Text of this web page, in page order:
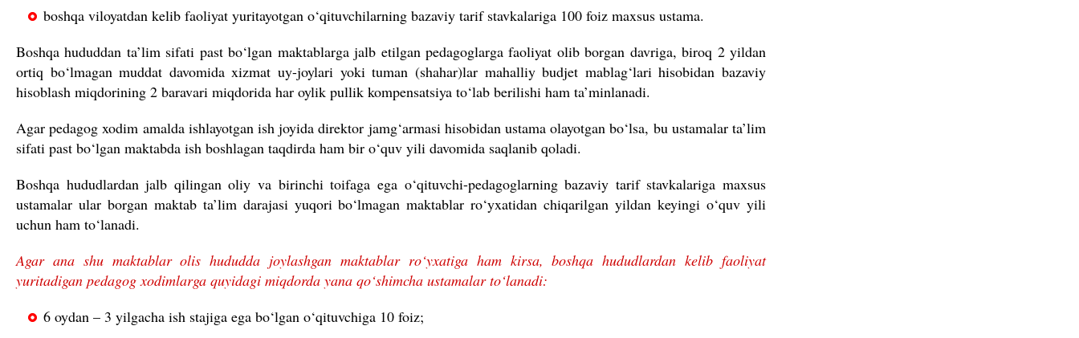
boshqa viloyatdan kelib faoliyat yuritayotgan o‘qituvchilarning bazaviy tarif stavkalariga 100 foiz maxsus ustama.
Boshqa hududdan ta’lim sifati past bo‘lgan maktablarga jalb etilgan pedagoglarga faoliyat olib borgan davriga, biroq 2 yildan
ortiq bo‘lmagan muddat davomida xizmat uy-joylari yoki tuman (shahar)lar mahalliy budjet mablag‘lari hisobidan bazaviy
hisoblash miqdorining 2 baravari miqdorida har oylik pullik kompensatsiya to‘lab berilishi ham ta’minlanadi.
Agar pedagog xodim amalda ishlayotgan ish joyida direktor jamg‘armasi hisobidan ustama olayotgan bo‘lsa, bu ustamalar ta’lim
sifati past bo‘lgan maktabda ish boshlagan taqdirda ham bir o‘quv yili davomida saqlanib qoladi.
Boshqa hududlardan jalb qilingan oliy va birinchi toifaga ega o‘qituvchi-pedagoglarning bazaviy tarif stavkalariga maxsus
ustamalar ular borgan maktab ta’lim darajasi yuqori bo‘lmagan maktablar ro‘yxatidan chiqarilgan yildan keyingi o‘quv yili
uchun ham to‘lanadi.
Agar ana shu maktablar olis hududda joylashgan maktablar ro‘yxatiga ham kirsa, boshqa hududlardan kelib faoliyat
yuritadigan pedagog xodimlarga quyidagi miqdorda yana qo‘shimcha ustamalar to‘lanadi:
6 oydan – 3 yilgacha ish stajiga ega bo‘lgan o‘qituvchiga 10 foiz;